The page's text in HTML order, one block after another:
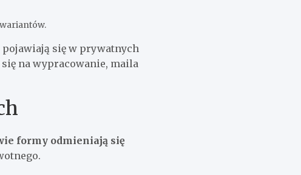
się w prywatnych
na wypracowanie, maila
formy odmieniają się